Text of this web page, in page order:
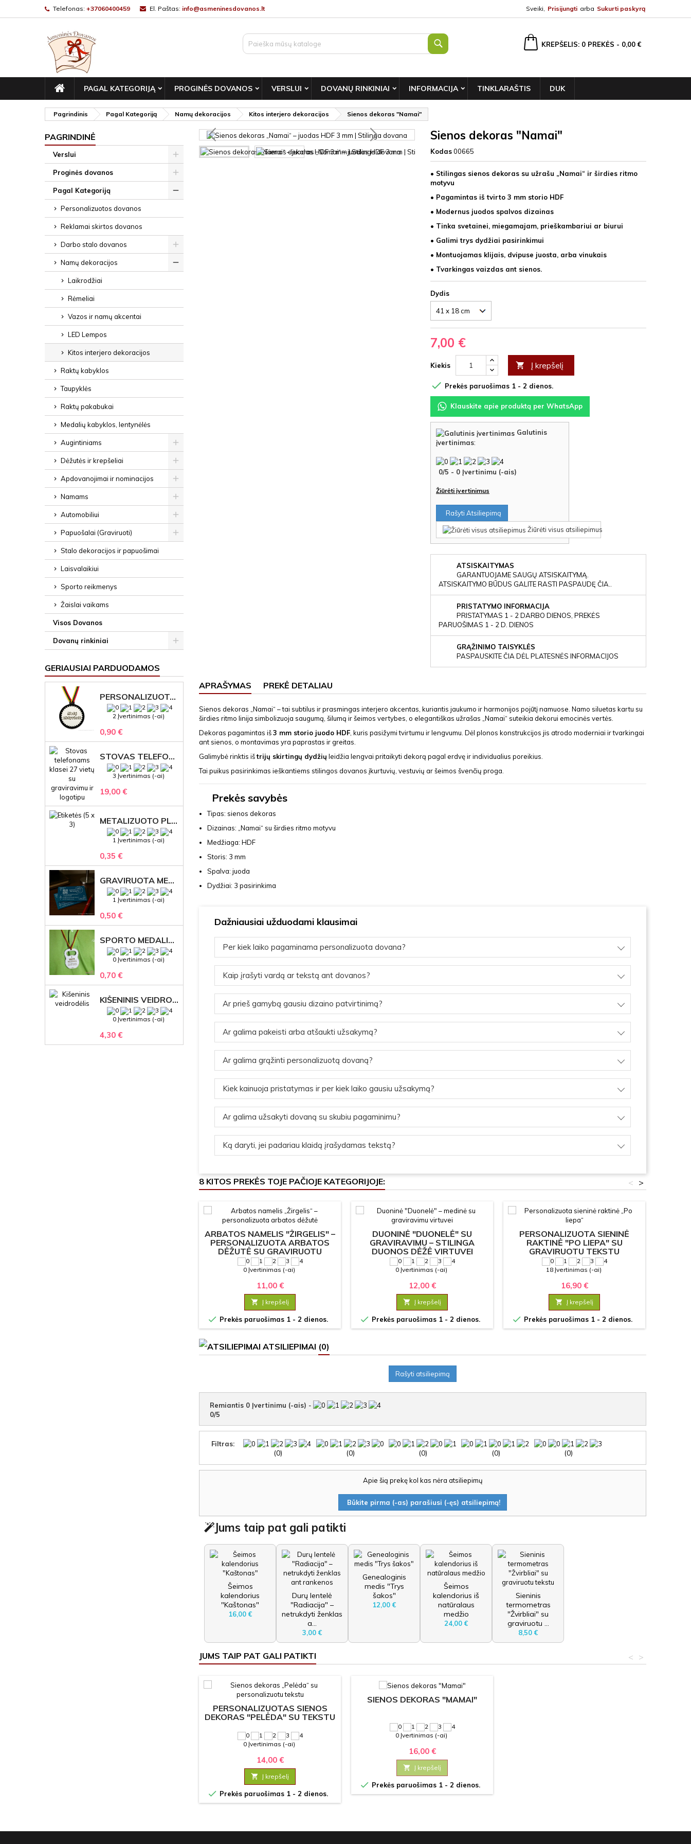
Telefonas: +37060400459 El. Paštas: info@asmeninesdovanos.lt Sveiki, Prisijungti arba Sukurti paskyrą
KREPŠELIS 0 PREKĖS - 0,00 €
PAGRINDINIS
PAGAL KATEGORIJĄ PROGINĖS DOVANOS VERSLUI DOVANŲ RINKINIAI INFORMACIJA TINKLARAŠTIS DUK
Pagrindinis Pagal Kategoriją Namų dekoracijos Kitos interjero dekoracijos Sienos dekoras "Namai"
PAGRINDINĖ
Verslui
Proginės dovanos
Pagal Kategoriją
Personalizuotos dovanos
Reklamai skirtos dovanos
Darbo stalo dovanos
Namų dekoracijos
Laikrodžiai
Rėmeliai
Vazos ir namų akcentai
LED Lempos
Kitos interjero dekoracijos
Raktų kabyklos
Taupyklės
Raktų pakabukai
Medalių kabyklos, lentynėlės
Augintiniams
Dėžutės ir krepšeliai
Apdovanojimai ir nominacijos
Namams
Automobiliui
Papuošalai (Graviruoti)
Stalo dekoracijos ir papuošimai
Laisvalaikiui
Sporto reikmenys
Žaislai vaikams
Visos Dovanos
Dovanų rinkiniai
GERIAUSIAI PARDUODAMOS
PERSONALIZUOTAS MEDALIS "1" SU GRAVIRUOTU TEKSTU
2 Įvertinimas (-ai)
0,90 €
STOVAS TELEFONAMS KLASEI (27 VIETOS) – GRAVIRUOJAMAS ORGANIZATORIUS
3 Įvertinimas (-ai)
19,00 €
METALIZUOTO PLASTIKO ETIKETĖS SU GRAVIRUOTU TEKSTU -LOGOTIPU
1 Įvertinimas (-ai)
0,35 €
GRAVIRUOTA METALINĖ VIZITINĖ KORTELĖ SU LOGOTIPU – REPREZENTACINĖ VERSLO DOVANA
1 Įvertinimas (-ai)
0,50 €
SPORTO MEDALIS "STIPRUOLIS" SU GRAVIRUOTU TEKSTU
0 Įvertinimas (-ai)
0,70 €
KIŠENINIS VEIDRODĖLIS
0 Įvertinimas (-ai)
4,30 €
Sienos dekoras "Namai"
Kodas00665
• Stilingas sienos dekoras su užrašu „Namai“ ir širdies ritmo
motyvu
• Pagamintas iš tvirto 3 mm storio HDF
• Modernus juodos spalvos dizainas
• Tinka svetainei, miegamajam, prieškambariui ar biurui
• Galimi trys dydžiai pasirinkimui
• Montuojamas klijais, dvipuse juosta, arba vinukais
• Tvarkingas vaizdas ant sienos.
Dydis
7,00 €
Kiekis  Į krepšelį
 Prekės paruošimas 1 - 2 dienos.
Klauskite apie produktą per WhatsApp
Galutinis
įvertinimas:
0/5 - 0 Įvertinimu (-ais)
Žiūrėti įvertinimus
Rašyti Atsiliepimą
Žiūrėti visus atsiliepimus
ATSISKAITYMAS
GARANTUOJAME SAUGŲ ATSISKAITYMĄ.
ATSISKAITYMO BŪDUS GALITE RASTI PASPAUDĘ ČIA..
PRISTATYMO INFORMACIJA
PRISTATYMAS 1 - 2 DARBO DIENOS, PREKĖS
PARUOŠIMAS 1 - 2 D. DIENOS
GRĄŽINIMO TAISYKLĖS
PASPAUSKITE ČIA DĖL PLATESNĖS INFORMACIJOS
APRAŠYMAS PREKĖ DETALIAU
Sienos dekoras „Namai“ – tai subtilus ir prasmingas interjero akcentas, kuriantis jaukumo ir harmonijos pojūtį namuose. Namo siluetas kartu su
širdies ritmo linija simbolizuoja saugumą, šilumą ir šeimos vertybes, o elegantiškas užrašas „Namai“ suteikia dekorui emocinės vertės.
Dekoras pagamintas iš3 mm storio juodo HDF , kuris pasižymi tvirtumu ir lengvumu. Dėl plonos konstrukcijos jis atrodo moderniai ir tvarkingai
ant sienos, o montavimas yra paprastas ir greitas.
Galimybė rinktis ištrijų skirtingų dydžių leidžia lengvai pritaikyti dekorą pagal erdvę ir individualius poreikius.
Tai puikus pasirinkimas ieškantiems stilingos dovanos įkurtuvių, vestuvių ar šeimos švenčių proga.
Prekės savybės
Tipas: sienos dekoras
Dizainas: „Namai“ su širdies ritmo motyvu
Medžiaga: HDF
Storis: 3 mm
Spalva: juoda
Dydžiai: 3 pasirinkima
Dažniausiai užduodami klausimai
Per kiek laiko pagaminama personalizuota dovana?
Kaip įrašyti vardą ar tekstą ant dovanos?
Ar prieš gamybą gausiu dizaino patvirtinimą?
Ar galima pakeisti arba atšaukti užsakymą?
Ar galima grąžinti personalizuotą dovaną?
Kiek kainuoja pristatymas ir per kiek laiko gausiu užsakymą?
Ar galima užsakyti dovaną su skubiu pagaminimu?
Ką daryti, jei padariau klaidą įrašydamas tekstą?
8 KITOS PREKĖS TOJE PAČIOJE KATEGORIJOJE: >
<
ARBATOS NAMELIS "ŽIRGELIS" –
PERSONALIZUOTA ARBATOS
DĖŽUTĖ SU GRAVIRUOTU
TEKSTU
0 Įvertinimas (-ai)
11,00 €
 Į krepšelį
 Prekės paruošimas 1 - 2 dienos.
DUONINĖ "DUONELĖ" SU
GRAVIRAVIMU – STILINGA
DUONOS DĖŽĖ VIRTUVEI
0 Įvertinimas (-ai)
12,00 €
 Į krepšelį
 Prekės paruošimas 1 - 2 dienos.
PERSONALIZUOTA SIENINĖ
RAKTINĖ "PO LIEPA" SU
GRAVIRUOTU TEKSTU
18 Įvertinimas (-ai)
16,90 €
 Į krepšelį
 Prekės paruošimas 1 - 2 dienos.
ATSILIEPIMAI (0)
Rašyti atsiliepimą
Remiantis 0 Įvertinimu (-ais) -
0/5
Filtras:
(0) (0) (0) (0) (0)
Apie šią prekę kol kas nėra atsiliepimų
Būkite pirma (-as) parašiusi (-ęs) atsiliepimą!
Jums taip pat gali patikti
Šeimos
kalendorius
"Kaštonas"
16,00 €
Durų lentelė
"Radiacija" –
netrukdyti ženklas
a...
3,00 €
Genealoginis
medis "Trys
šakos"
12,00 €
Šeimos
kalendorius iš
natūralaus
medžio
24,00 €
Sieninis
termometras
"Žvirbliai" su
graviruotu ...
8,50 €
JUMS TAIP PAT GALI PATIKTI >
<
PERSONALIZUOTAS SIENOS
DEKORAS "PELĖDA" SU TEKSTU
0 Įvertinimas (-ai)
14,00 €
 Į krepšelį
 Prekės paruošimas 1 - 2 dienos.
SIENOS DEKORAS "MAMAI"
0 Įvertinimas (-ai)
16,00 €
 Į krepšelį
 Prekės paruošimas 1 - 2 dienos.